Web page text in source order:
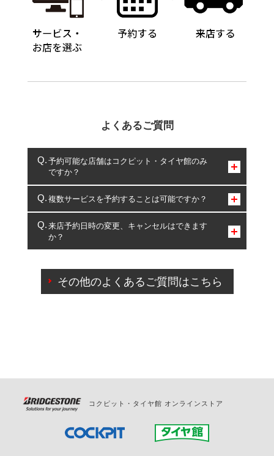
よくあるご質問
予約可能な店舗はコクピット・タイヤ館のみ
ですか？
コクピット・タイヤ館のみとなります。
複数サービスを予約することは可能ですか？
複数サービスのご予約は可能です。
一部の商品・サービスの組み合わせに限り、同時にご予約が
出来ないものもございます。
来店予約日時の変更、キャンセルはできます
か？
ご来店予約日の3営業日前を過ぎている場合のご予約
の日時変更につきましては、直接ご予約の店舗まで
その他のよくあるご質問はこちら
コクピット・タイヤ館 オンラインストア